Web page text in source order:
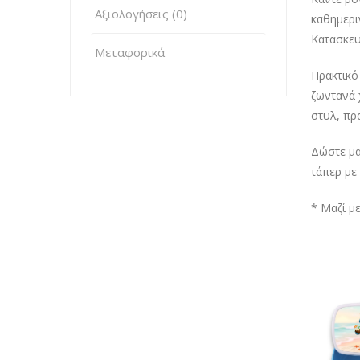
Αξιολογήσεις (0)
Μεταφορικά
ζωντανά
στυλ,
Δώστε
τάπερ
* Μαζί